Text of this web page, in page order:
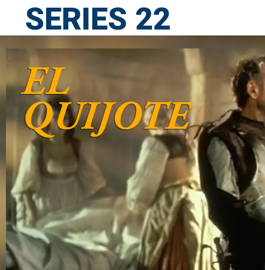
SERIES 22